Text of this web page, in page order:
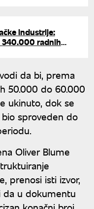
industrije:
340.000 radnih
da bi, prema
50.000 do 60.000
ukinuto, dok se
sproveden do
Oliver Blume
prenosi isti izvor,
da u dokumentu